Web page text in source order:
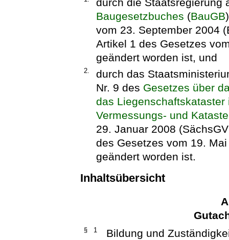
Baugesetzbuches (BauGB
vom 23. September 2004
Artikel 1 des Gesetzes
geändert worden ist, und
2.
durch das
Nr. 9 des Gesetzes über
das
Vermessungs- und
29. Januar 2008
des Gesetzes vom 19.
geändert worden ist.
Inhaltsübersicht
§ 1 Bildung und